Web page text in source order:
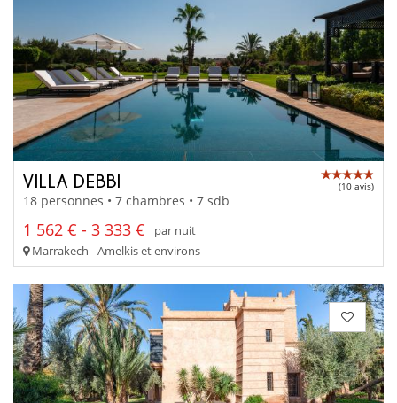
VILLA DEBBI (10 avis)
18 personnes • 7 chambres • 7 sdb
1 562 € - 3 333 €
par nuit
Marrakech - Amelkis et environs